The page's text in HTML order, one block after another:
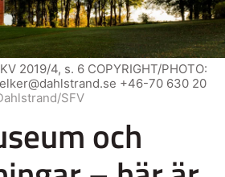
och
2019/4, s. 6 COPYRIGHT/PHOTO:
+46-70 630 20
SFV